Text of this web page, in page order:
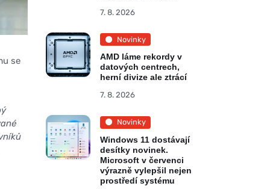
se
7. 8. 2026
Novinky
AMD láme rekordy v
datových centrech,
herní divize ale ztrácí
7. 8. 2026
Novinky
Windows 11 dostávají
desítky novinek.
Microsoft v červenci
výrazně vylepšil nejen
prostředí systému